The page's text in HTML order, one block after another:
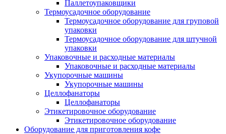
Паллетоупаковщики
Термоусадочное оборудование
Термоусадочное оборудование для груповой
упаковки
Термоусадочное оборудование для штучной
упаковки
Упаковочные и расходные материалы
Упаковочные и расходные материалы
Укупорочные машины
Укупорочные машины
Целлофанаторы
Целлофанаторы
Этикетировочное оборудование
Этикетировочное оборудование
Оборудование для приготовления кофе